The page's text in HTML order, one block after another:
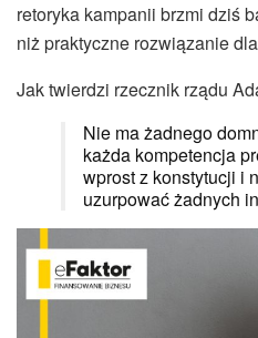
retoryka kampanii brzmi dziś
niż praktyczne rozwiązanie
Jak twierdzi rzecznik rządu
Nie ma żadnego
każda kompetencja
wprost z konstytucji i
uzurpować żadnych